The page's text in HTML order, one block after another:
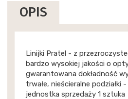
OPIS
Linijki Pratel - z
bardzo wysokiej jakości o
gwarantowana dokładność
trwałe, nieścieralne podziałki
jednostka sprzedaży 1 sztuka